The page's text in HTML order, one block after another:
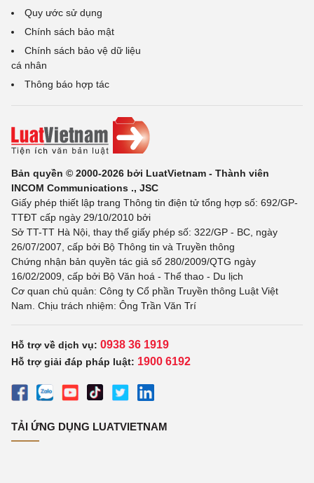
Quy ước sử dụng
Chính sách bảo mật
Chính sách bảo vệ dữ liệu
cá nhân
Thông báo hợp tác
Bản quyền © 2000-2026 bởi LuatVietnam - Thành viên
INCOM Communications ., JSC
Giấy phép thiết lập trang Thông tin điện tử tổng hợp số: 692/GP-
TTĐT cấp ngày 29/10/2010 bởi
Sở TT-TT Hà Nội, thay thế giấy phép số: 322/GP - BC, ngày
26/07/2007, cấp bởi Bộ Thông tin và Truyền thông
Chứng nhận bản quyền tác giả số 280/2009/QTG ngày
16/02/2009, cấp bởi Bộ Văn hoá - Thể thao - Du lịch
Cơ quan chủ quản: Công ty Cổ phần Truyền thông Luật Việt
Nam. Chịu trách nhiệm: Ông Trần Văn Trí
Hỗ trợ về dịch vụ: 0938 36 1919
Hỗ trợ giải đáp pháp luật: 1900 6192
TẢI ỨNG DỤNG LUATVIETNAM